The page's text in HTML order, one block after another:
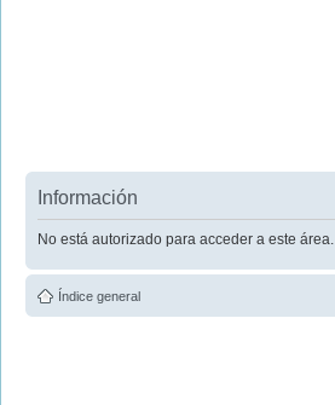
Información
No está autorizado para acceder a este área.
Índice general